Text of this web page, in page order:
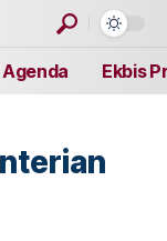
Agenda Ekbis